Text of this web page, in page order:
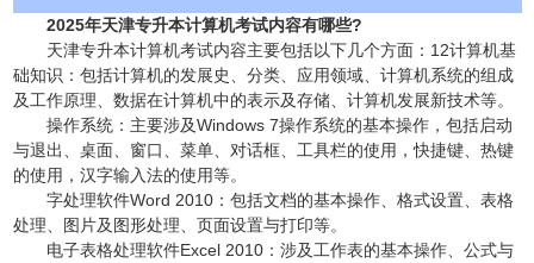
2025年天津专升本计算机考试内容有哪些?
天津专升本计算机考试内容主要包括以下几个方面‌：‌12‌计算机基
础知识‌：包括计算机的发展史、分类、应用领域、计算机系统的组成
及工作原理、数据在计算机中的表示及存储、计算机发展新技术等。
‌操作系统‌：主要涉及Windows 7操作系统的基本操作，包括启动
与退出、桌面、窗口、菜单、对话框、工具栏的使用，快捷键、热键
的使用，汉字输入法的使用等。
‌字处理软件Word 2010‌：包括文档的基本操作、格式设置、表格
处理、图片及图形处理、页面设置与打印等。
‌电子表格处理软件Excel 2010‌：涉及工作表的基本操作、公式与